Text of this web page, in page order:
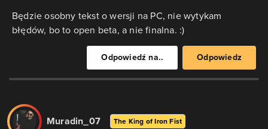
Będzie osobny tekst o wersji na PC, nie wytykam
błędów, bo to open beta, a nie finalna. :)
Odpowiedź na.. Odpowiedz
Muradin_07 The King of Iron Fist